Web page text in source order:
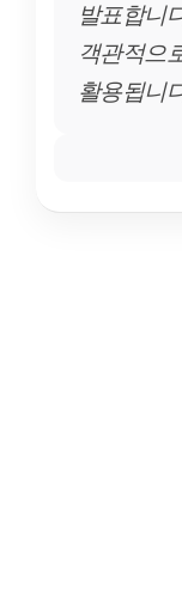
발표합니
객관적으
활용됩니